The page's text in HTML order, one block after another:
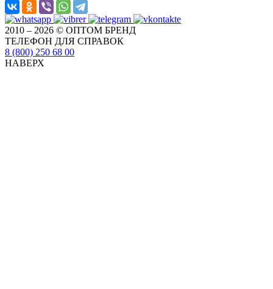
2010 – 2026 © ОПТОМ БРЕНД
ТЕЛЕФОН ДЛЯ СПРАВОК
8 (800) 250 68 00
НАВЕРХ